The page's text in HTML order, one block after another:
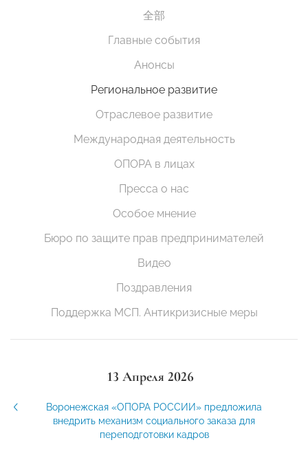
全部
Главные события
Анонсы
Региональное развитие
Отраслевое развитие
Международная деятельность
ОПОРА в лицах
Пресса о нас
Особое мнение
Бюро по защите прав предпринимателей
Видео
Поздравления
Поддержка МСП. Антикризисные меры
13 Апреля 2026
Воронежская «ОПОРА РОССИИ» предложила
внедрить механизм социального заказа для
переподготовки кадров